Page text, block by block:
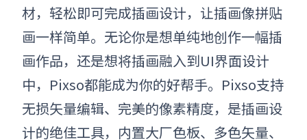
材，轻松即可完成插画设计，让插画像拼贴
画一样简单。 无论你是想单纯地创作一幅插
画作品，还是想将插画融入到UI界面设计
中，Pixso都能成为你的好帮手。Pixso支持
无损矢量编辑、完美的像素精度，是插画设
计的绝佳工具，内置大厂色板、多色矢量、